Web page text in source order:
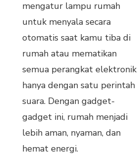
mengatur lampu rumah
untuk menyala secara
otomatis saat kamu tiba di
rumah atau mematikan
semua perangkat elektronik
hanya dengan satu perintah
suara. Dengan gadget-
gadget ini, rumah menjadi
lebih aman, nyaman, dan
hemat energi.